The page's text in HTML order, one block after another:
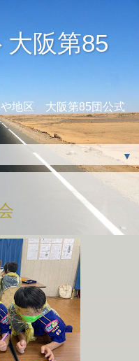
阪第85
地区 大阪第85団公式
▼